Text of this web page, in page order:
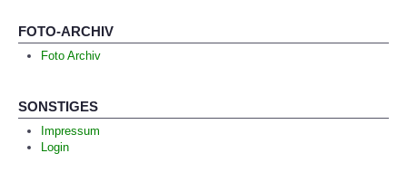
FOTO-ARCHIV
Foto Archiv
SONSTIGES
Impressum
Login